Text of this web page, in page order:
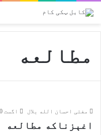
مطالعه
مفتی احسان الله بلال اگست 30, 2025
اغېزناکه مطالعه